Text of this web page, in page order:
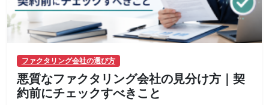
ファクタリング会社の選び方
悪質なファクタリング会社の見分け方｜契
約前にチェックすべきこと